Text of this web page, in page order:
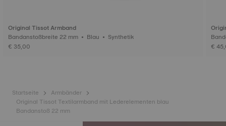
Original Tissot Armband
Bandanstoßbreite 22 mm • Blau • Synthetik
€ 35,00
€
Startseite
Armbänder
Original Tissot Textilarmband mit Lederelementen blau
Bandanstoß 22 mm